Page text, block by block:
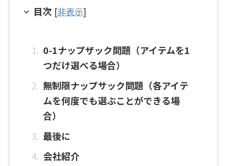
目次 [非表示]
0-1ナップザック問題（アイテムを1
つだけ選べる場合）
無制限ナップサック問題（各アイテ
ムを何度でも選ぶことができる場
合）
最後に
会社紹介